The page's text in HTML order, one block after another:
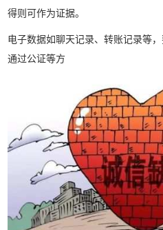
得则可作为证据。
电子数据如聊天记录、转账记录等
通过公证等方